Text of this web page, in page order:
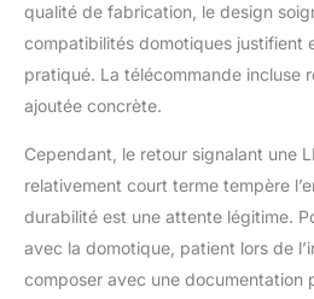
qualité de fabrication, le design
compatibilités domotiques justifient
pratiqué. La télécommande incluse
ajoutée concrète.
Cependant, le retour signalant une
relativement court terme tempère
durabilité est une attente légitime.
avec la domotique, patient lors de
composer avec une documentation